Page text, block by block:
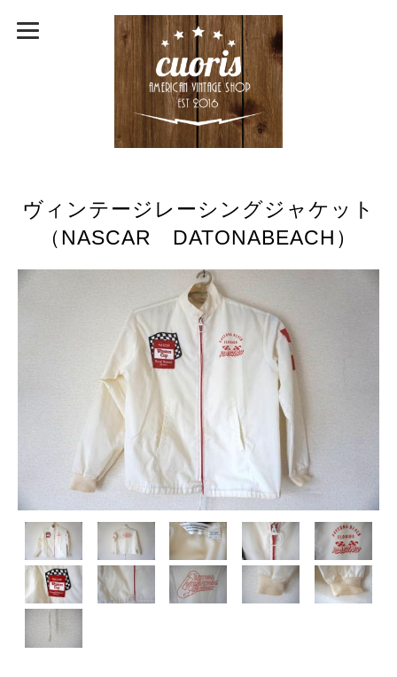
ヴィンテージレーシングジャケット
（NASCAR DATONABEACH）